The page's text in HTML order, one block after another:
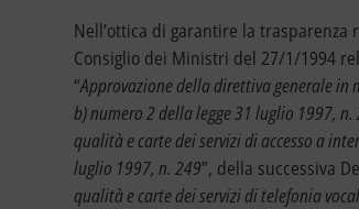
Nell’ottica di garantire la
Consiglio dei Ministri del 27/1/1994
“Approvazione della direttiva generale in
b) numero 2 della legge 31 luglio 1997, n.
qualità e carte dei servizi di accesso a
luglio 1997, n. 249”, della successiva
qualità e carte dei servizi di telefonia